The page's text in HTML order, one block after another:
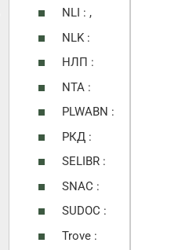
NLI : ,
NLK :
НЛП :
NTA :
PLWABN :
РКД :
SELIBR :
SNAC :
SUDOC :
Trove :